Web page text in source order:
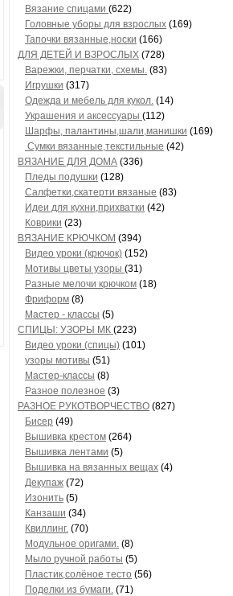
Вязание спицами (622)
Головные уборы для взрослых (169)
Тапочки вязанные,носки (166)
ДЛЯ ДЕТЕЙ И ВЗРОСЛЫХ (728)
Варежки, перчатки, схемы. (83)
Игрушки (317)
Одежда и мебель для кукол. (14)
Украшения и аксессуары (112)
Шарфы, палантины,шали,манишки (169)
Cумки вязанные,текстильные (42)
ВЯЗАНИЕ ДЛЯ ДОМА (336)
Пледы подушки (128)
Салфетки,скатерти вязаные (83)
Идеи для кухни,прихватки (42)
Коврики (23)
ВЯЗАНИЕ КРЮЧКОМ (394)
Видео уроки (крючок) (152)
Мотивы цветы узоры (31)
Разные мелочи крючком (18)
Фриформ (8)
Мастер - классы (5)
СПИЦЫ: УЗОРЫ МК (223)
Видео уроки (спицы) (101)
узоры мотивы (51)
Мастер-классы (8)
Разное полезное (3)
РАЗНОЕ РУКОТВОРЧЕСТВО (827)
Бисер (49)
Вышивка крестом (264)
Вышивка лентами (5)
Вышивка на вязанных вещах (4)
Декупаж (72)
Изонить (5)
Канзаши (34)
Квиллинг. (70)
Модульное оригами. (8)
Мыло ручной работы (5)
Пластик,солёное тесто (56)
Поделки из бумаги. (71)